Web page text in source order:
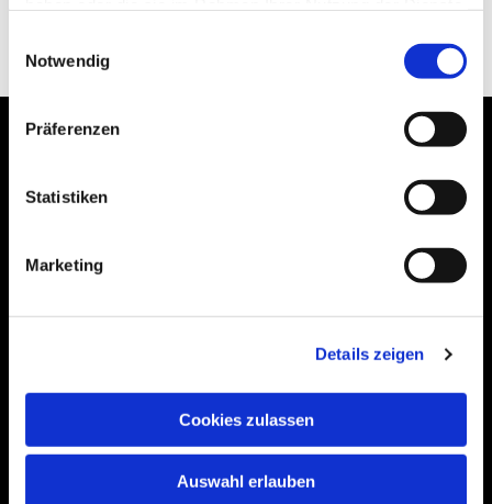
Notwendig
Präferenzen
Statistiken
Marketing
Details zeigen
Cookies zulassen
Auswahl erlauben
Bitte akzeptieren Sie Marketing-Cookies,
Accept cookies